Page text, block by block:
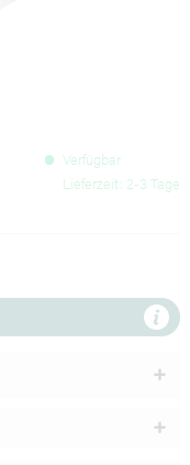
Verfügbar
Lieferzeit: 2-3 Tage